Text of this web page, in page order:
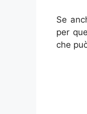
Se
per
che